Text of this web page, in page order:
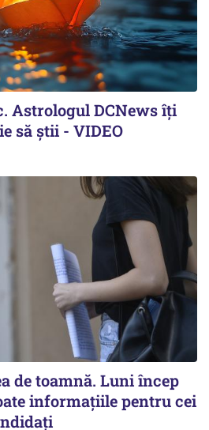
Astrologul DCNews îți
să știi - VIDEO
de toamnă. Luni încep
informațiile pentru cei